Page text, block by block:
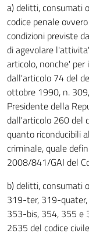
a) delitti, consumati
codice penale
condizioni previste
di agevolare
articolo, nonche'
dall'articolo 74 del
ottobre 1990, n.
Presidente della
dall'articolo 260 del
quanto riconducibili
criminale, quale
2008/841/GAI del
b) delitti, consumati
319-ter, 319-
353-bis, 354, 355 e
2635 del codice